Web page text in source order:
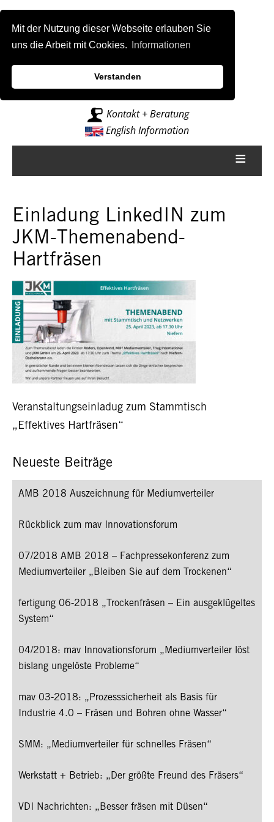
Mit der Nutzung dieser Webseite erlauben Sie
uns die Arbeit mit Cookies.
Informationen
Verstanden
Intelligenz für Fräsmaschinen
Kontakt + Beratung
English Information
≡
Einladung LinkedIN zum
JKM-Themenabend-
Hartfräsen
Veranstaltungseinladug zum Stammtisch
„Effektives Hartfräsen“
Neueste Beiträge
AMB 2018 Auszeichnung für Mediumverteiler
Rückblick zum mav Innovationsforum
07/2018 AMB 2018 – Fachpressekonferenz zum
Mediumverteiler „Bleiben Sie auf dem Trockenen“
fertigung 06-2018 „Trockenfräsen – Ein ausgeklügeltes
System“
04/2018: mav Innovationsforum „Mediumverteiler löst
bislang ungelöste Probleme“
mav 03-2018: „Prozesssicherheit als Basis für
Industrie 4.0 – Fräsen und Bohren ohne Wasser“
SMM: „Mediumverteiler für schnelles Fräsen“
Werkstatt + Betrieb: „Der größte Freund des Fräsers“
VDI Nachrichten: „Besser fräsen mit Düsen“